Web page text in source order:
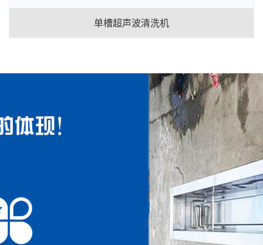
单槽超声波清洗机